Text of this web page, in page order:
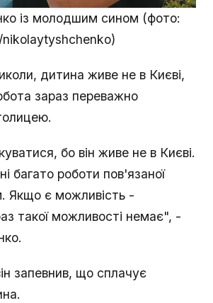
із молодшим сином (фото:
дитина живе не в Києві,
зараз переважно
бо він живе не в Києві.
багато роботи пов'язаної
Якщо є можливість -
такої можливості немає", -
запевнив, що сплачує